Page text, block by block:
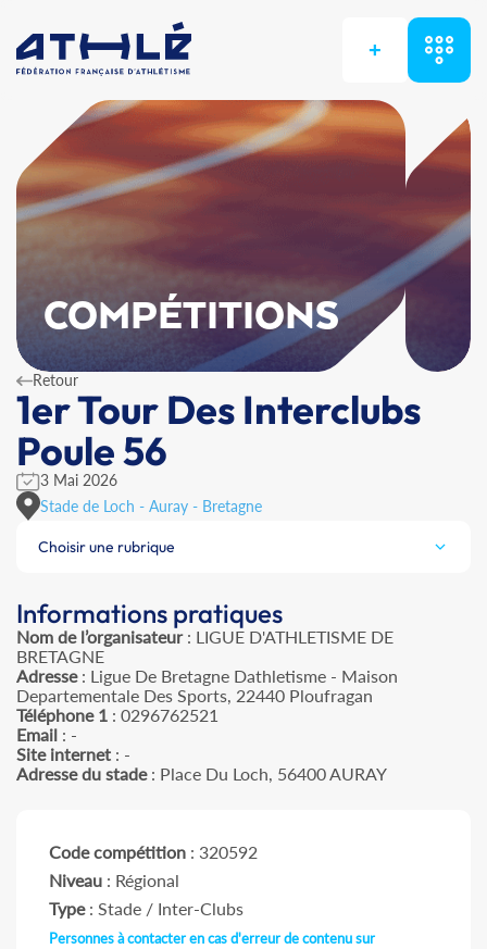
+
COMPÉTITIONS
Retour
1er Tour Des Interclubs
Poule 56
3 Mai 2026
Stade de Loch - Auray - Bretagne
Choisir une rubrique
Informations pratiques
Nom de l’organisateur: LIGUE D'ATHLETISME DE
BRETAGNE
Adresse: Ligue De Bretagne Dathletisme - Maison
Departementale Des Sports, 22440 Ploufragan
Téléphone 1 : 0296762521
Email : -
Site internet : -
Adresse du stade: Place Du Loch, 56400 AURAY
Code compétition : 320592
Niveau : Régional
Type: Stade / Inter-Clubs
Personnes à contacter en cas d'erreur de contenu sur